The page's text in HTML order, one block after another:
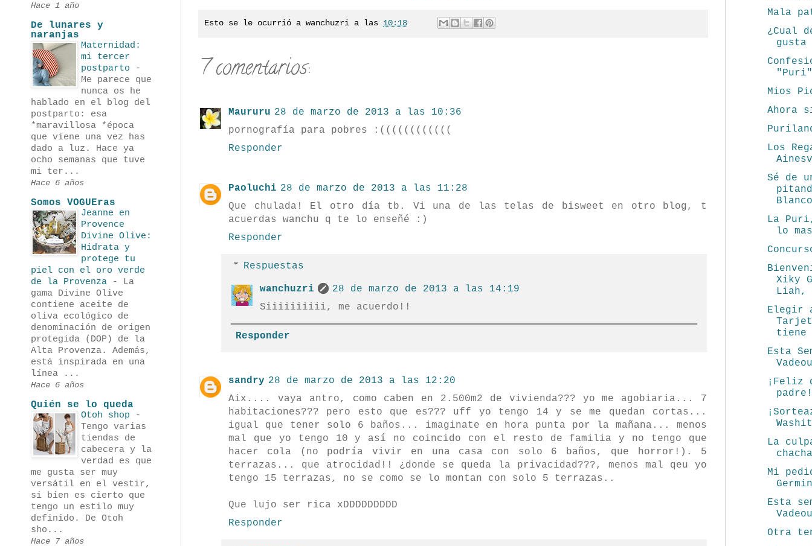
Esto se le ocurrió a wanchuzri a las 10:18
7 comentarios:
Maururu 28 de marzo de 2013 a las 10:36
pornografía para pobres :((((((((((((
Responder
Paoluchi 28 de marzo de 2013 a las 11:28
Que chulada! El otro día tb. Vi una de las telas de bisweet en otro blog, t
acuerdas wanchu q te lo enseñé :)
Responder
Respuestas
wanchuzri
28 de marzo de 2013 a las 14:19
Siiiiiiiiii, me acuerdo!!
Responder
sandry 28 de marzo de 2013 a las 12:20
Aix.... vaya antro, como caben en 2.500m2 de vivienda??? yo me agobiaria... 7
habitaciones??? pero esto que es??? uff yo tengo 14 y se me quedan cortas...
igual que tener solo 6 baños... imaginate en hora punta por la mañana... menos
mal que yo tengo 10 y así no coincido con el resto de familia y no tengo que
hacer cola (no podría vivir en una casa con solo 6 baños, que horror!). 5
terrazas... que atrocidad!! ¿donde se queda la privacidad???, menos mal qeu yo
tengo 15 terrazas, no se como se lo montan con solo 5 terrazas..
Que lujo ser rica xDDDDDDDDD
Responder
Hace 1 año
De lunares y
naranjas
Maternidad:
mi tercer
postparto
-
Me parece que
nunca os he
hablado en el blog del
postparto: esa
*maravillosa *época
que viene una vez has
dado a luz. Hace ya
ocho semanas que tuve
mi ter...
Hace 6 años
Somos VOGUEras
Jeanne en
Provence
Divine Olive:
Hidrata y
protege tu
piel con el oro verde
de la Provenza
- La
gama Divine Olive
contiene aceite de
oliva ecológico de
denominación de origen
protegida (DOP) de la
Alta Provenza. Además,
está inspirada en una
línea ...
Hace 6 años
Quién se lo queda
Otoh shop
-
Tengo varias
tiendas de
cabecera y la
verdad es que
me gusta ser muy
versátil en el vestir,
si bien es cierto que
tengo un estilo muy
definido. De Otoh
sho...
Hace 7 años
Mala
¿Cual
gusta
"Puri"
Mios
Ahora
Los
Sé de
La
lo
Xiky
Liah,
Elegir
tiene
Esta
¡Feliz
padre!
La
Mi
Esta
Otra